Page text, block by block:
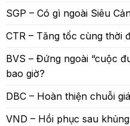
SGP – Có gì ngoài Siêu
CTR – Tăng tốc cùng thời
BVS – Đứng ngoài “cuộc
bao giờ?
DBC – Hoàn thiện chuỗi
VND – Hồi phục sau